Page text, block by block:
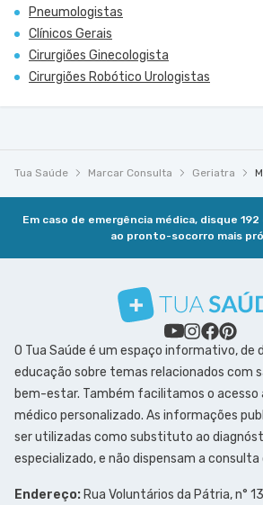
Pneumologistas
Clínicos Gerais
Cirurgiões Ginecologista
Cirurgiões Robótico Urologistas
Tua Saúde Marcar Consulta Geriatra
Em caso de emergência médica, disque
ao pronto-socorro mais
O Tua Saúde é um espaço informativo, de
educação sobre temas relacionados com
bem-estar. Também facilitamos o
médico personalizado. As informações
ser utilizadas como substituto ao
especializado, e não dispensam a
Endereço: Rua Voluntários da Pátria, n°